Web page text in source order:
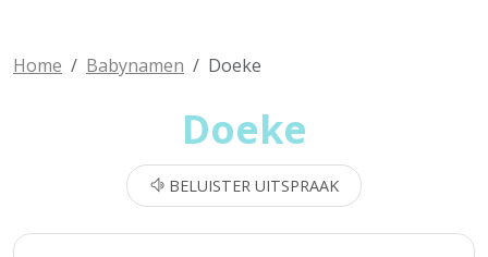
Home Babynamen Doeke
Doeke
BELUISTER UITSPRAAK